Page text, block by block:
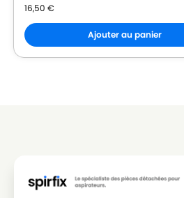
LG-
GOLDSTAR
LG-GOLDSTAR
LG-
GOLDSTAR
LG-GOLDSTAR T
16,50 €
Ajouter au panier